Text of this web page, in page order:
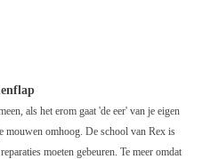
als het erom gaat 'de eer' van je eigen
mouwen omhoog. De school van Rex is
moeten gebeuren. Te meer omdat